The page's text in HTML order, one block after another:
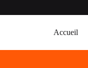
Accueil